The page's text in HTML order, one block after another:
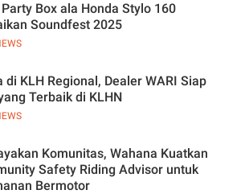
Box ala Honda Stylo 160
Soundfest 2025
di KLH Regional, Dealer WARI Siap
Terbaik di KLHN
Komunitas, Wahana Kuatkan
Safety Riding Advisor untuk
Bermotor